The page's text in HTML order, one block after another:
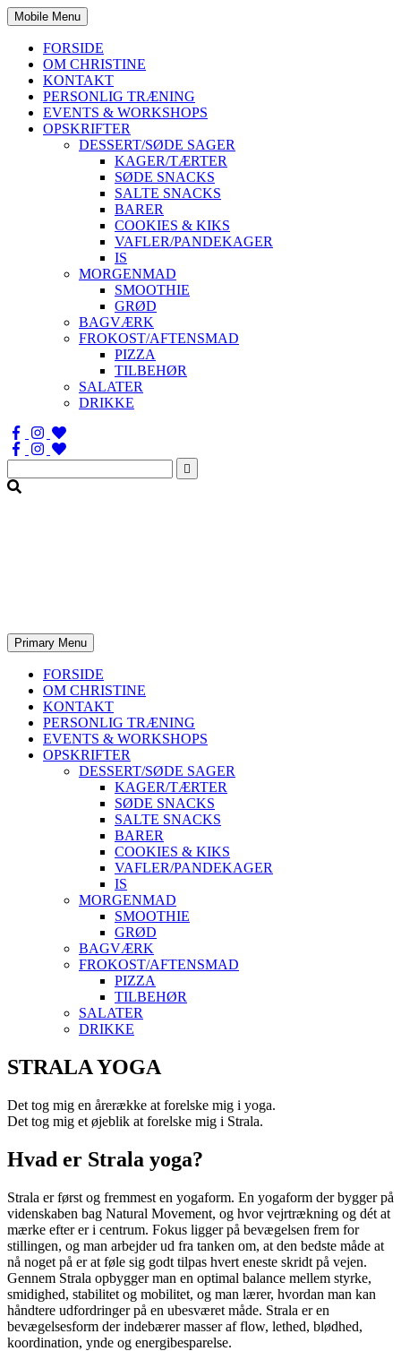
Mobile Menu
FORSIDE
OM CHRISTINE
KONTAKT
PERSONLIG TRÆNING
EVENTS & WORKSHOPS
OPSKRIFTER
DESSERT/SØDE SAGER
KAGER/TÆRTER
SØDE SNACKS
SALTE SNACKS
BARER
COOKIES & KIKS
VAFLER/PANDEKAGER
IS
MORGENMAD
SMOOTHIE
GRØD
BAGVÆRK
FROKOST/AFTENSMAD
PIZZA
TILBEHØR
SALATER
DRIKKE
Søg
efter:
Primary Menu
FORSIDE
OM CHRISTINE
KONTAKT
PERSONLIG TRÆNING
EVENTS & WORKSHOPS
OPSKRIFTER
DESSERT/SØDE SAGER
KAGER/TÆRTER
SØDE SNACKS
SALTE SNACKS
BARER
COOKIES & KIKS
VAFLER/PANDEKAGER
IS
MORGENMAD
SMOOTHIE
GRØD
BAGVÆRK
FROKOST/AFTENSMAD
PIZZA
TILBEHØR
SALATER
DRIKKE
Skip
to
STRALA YOGA
Det tog mig en årerække at forelske mig i yoga.
Det tog mig et øjeblik at forelske mig i Strala.
Hvad er Strala yoga?
Strala er først og fremmest en yogaform. En yogaform der bygger på
videnskaben bag Natural Movement, og hvor vejrtrækning og dét at
mærke efter er i centrum. Fokus ligger på bevægelsen frem for
stillingen, og man arbejder ud fra tanken om, at den bedste måde at
nå noget på er at føle sig godt tilpas hvert eneste skridt på vejen.
Gennem Strala opbygger man en optimal balance mellem styrke,
smidighed, stabilitet og mobilitet, og man lærer, hvordan man kan
håndtere udfordringer på en ubesværet måde. Strala er en
bevægelsesform der indebærer masser af flow, lethed, blødhed,
koordination, ynde og energibesparelse.